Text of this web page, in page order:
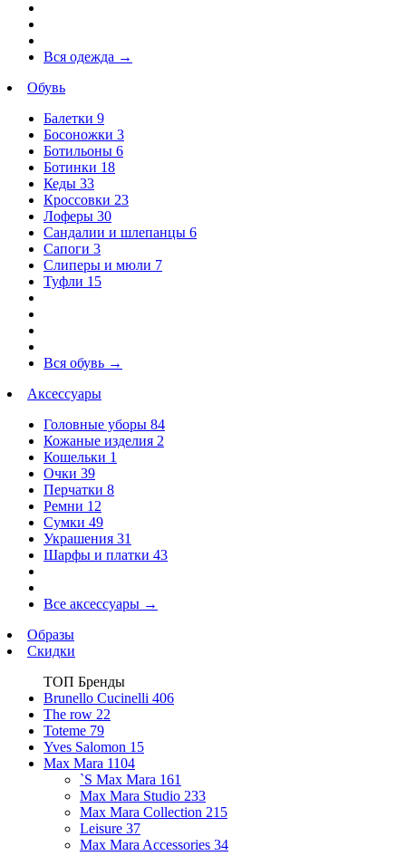
Вся одежда →
Обувь
Балетки 9
Босоножки 3
Ботильоны 6
Ботинки 18
Кеды 33
Кроссовки 23
Лоферы 30
Сандалии и шлепанцы 6
Сапоги 3
Слиперы и мюли 7
Туфли 15
Вся обувь →
Аксессуары
Головные уборы 84
Кожаные изделия 2
Кошельки 1
Очки 39
Перчатки 8
Ремни 12
Сумки 49
Украшения 31
Шарфы и платки 43
Все аксессуары →
Образы
Скидки
ТОП Бренды
Brunello Cucinelli 406
The row 22
Toteme 79
Yves Salomon 15
Max Mara 1104
`S Max Mara 161
Max Mara Studio 233
Max Mara Collection 215
Leisure 37
Max Mara Accessories 34